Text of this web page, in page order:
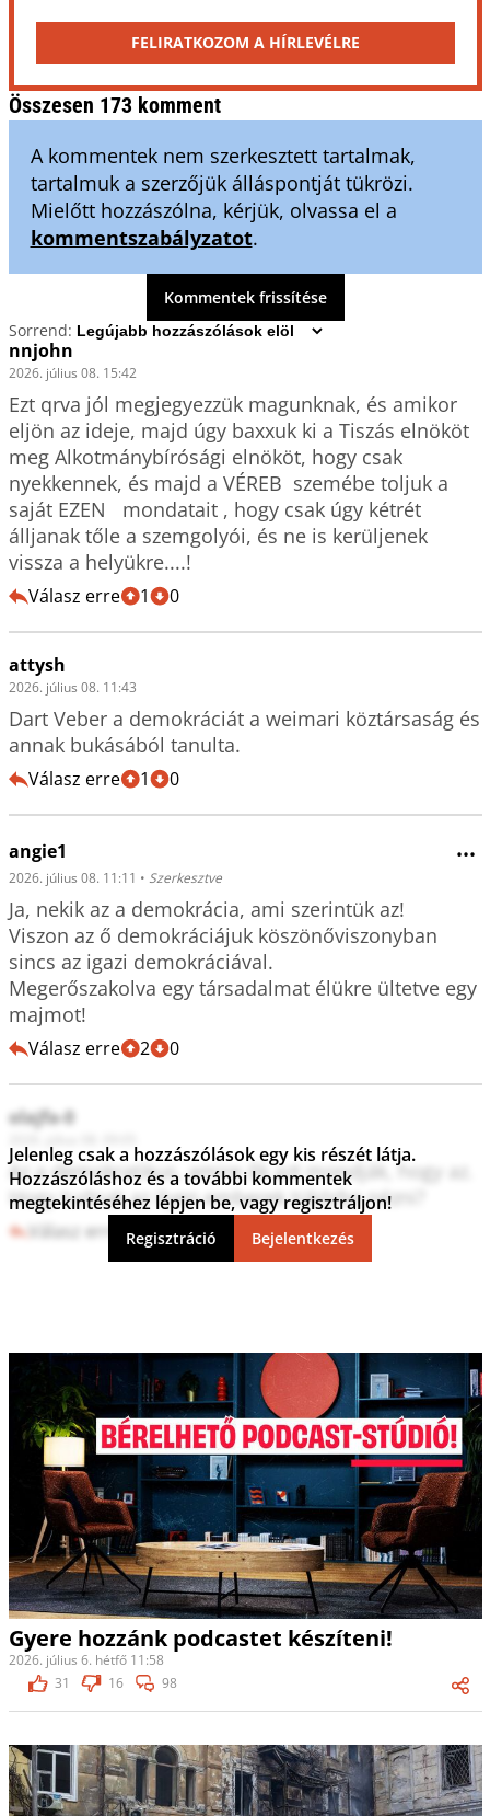
FELIRATKOZOM A HÍRLEVÉLRE
Összesen 173 komment
A kommentek nem szerkesztett tartalmak,
tartalmuk a szerzőjük álláspontját tükrözi.
Mielőtt hozzászólna, kérjük, olvassa el a
kommentszabályzatot.
Kommentek frissítése
Sorrend:
nnjohn
2026. július 08. 15:42
Ezt qrva jól megjegyezzük magunknak, és amikor
eljön az ideje, majd úgy baxxuk ki a Tiszás elnököt
meg Alkotmánybírósági elnököt, hogy csak
nyekkennek, és majd a VÉREB  szemébe toljuk a
saját EZEN   mondatait , hogy csak úgy kétrét
álljanak tőle a szemgolyói, és ne is kerüljenek
vissza a helyükre....!
Válasz erre 1 0
attysh
2026. július 08. 11:43
Dart Veber a demokráciát a weimari köztársaság és
annak bukásából tanulta.
Válasz erre 1 0
angie1 •••
2026. július 08. 11:11 • Szerkesztve
Ja, nekik az a demokrácia, ami szerintük az!
Viszon az ő demokráciájuk köszönőviszonyban
sincs az igazi demokráciával.
Megerőszakolva egy társadalmat élükre ültetve egy
majmot!
Válasz erre 2 0
olajfa-0
Az a demokratikus, amire ők azt mondják, hogy az.
Hogy tudnak az ilyen emberek tükörbe nézni?
Válasz erre 3 0
Jelenleg csak a hozzászólások egy kis részét látja.
Hozzászóláshoz és a további kommentek
megtekintéséhez lépjen be, vagy regisztráljon!
Regisztráció Bejelentkezés
Gyere hozzánk podcastet készíteni!
2026. július 6. hétfő 11:58
31
16 98